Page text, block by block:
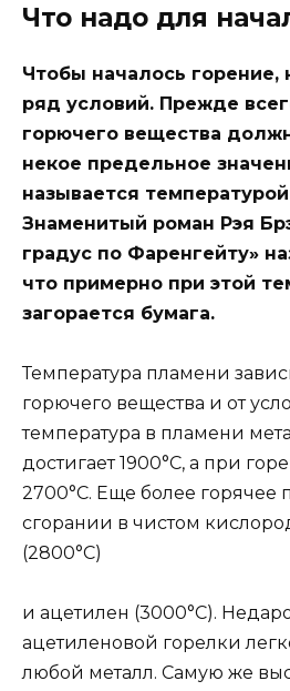
Что надо для
Чтобы началось горение,
ряд условий. Прежде
горючего вещества
некое предельное
называется
Знаменитый роман Рэя
градус по Фаренгейту»
что примерно при этой
загорается бумага.
Температура пламени
горючего вещества и от
температура в пламени
достигает 1900°C, а при
2700°C. Еще более горячее
сгорании в чистом
(2800°C)
и ацетилен (3000°C).
ацетиленовой горелки
любой металл. Самую же